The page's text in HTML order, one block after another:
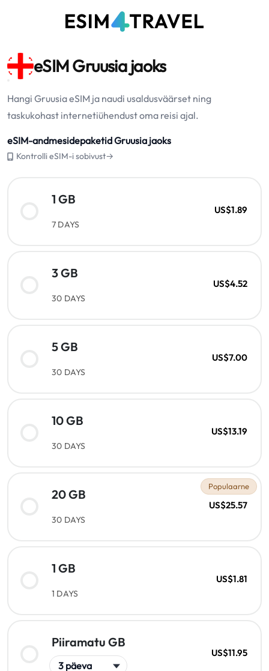
eSIM Gruusia jaoks
Hangi Gruusia eSIM ja naudi usaldusväärset ning
taskukohast internetiühendust oma reisi ajal.
eSIM-andmesidepaketid Gruusia jaoks
Kontrolli eSIM-i sobivust→
1 GB
7 DAYS
US$1.89
3 GB
30 DAYS
US$4.52
5 GB
30 DAYS
US$7.00
10 GB
30 DAYS
US$13.19
Populaarne
20 GB
30 DAYS
US$25.57
1 GB
1 DAYS
US$1.81
Piiramatu GB
US$11.95